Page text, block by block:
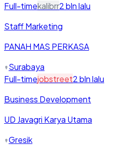
Full-timekalibrr2 bln lalu
Staff Marketing
PANAH MAS PERKASA
Surabaya
Full-timejobstreet2 bln lalu
Business Development
UD Javagri Karya Utama
Gresik